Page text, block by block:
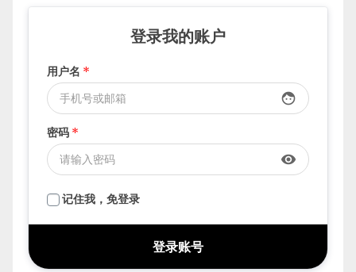
登录我的账户
用户名 *
face
密码 *
visibility
记住我，免登录